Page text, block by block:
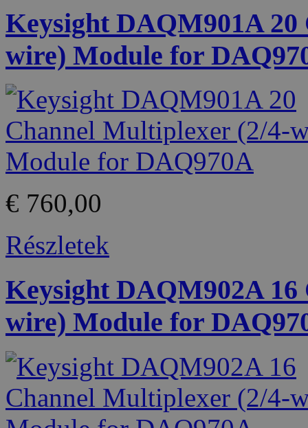
Keysight DAQM901A
wire) Module for
€ 760,00
Részletek
Keysight DAQM902A
wire) Module for